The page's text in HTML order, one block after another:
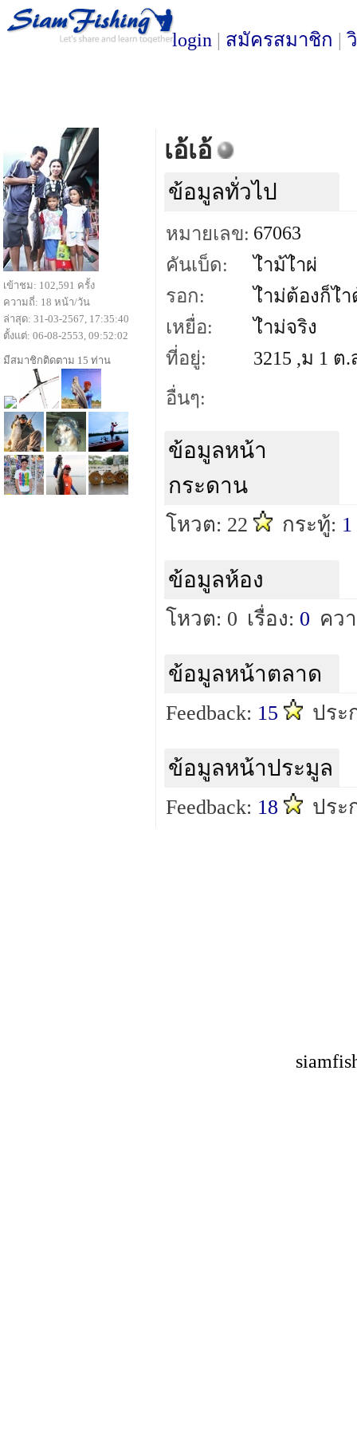
login | สมัครสมาชิก |
เอ้เอ้
ข้อมูลทั่วไป
หมายเลข: 67063
คันเบ็ด:
ไำม้ไำผ่
รอก:
ไำม่ต้องก็ไำ
เหยื่อ:
ไำม่จริง
ที่อยู่:
3215 ,ม 1 ต
อื่นๆ:
ข้อมูลหน้า
กระดาน
โหวต: 22 กระทู้: 1
ข้อมูลห้อง
โหวต: 0 เรื่อง: 0 คว
ข้อมูลหน้าตลาด
Feedback: 15 ประ
ข้อมูลหน้าประมูล
Feedback: 18 ประ
เข้าชม: 102,591 ครั้ง
ความถี่: 18 หน้า/วัน
ล่าสุด: 31-03-2567, 17:35:40
ตั้งแต่: 06-08-2553, 09:52:02
มีสมาชิกติดตาม 15 ท่าน